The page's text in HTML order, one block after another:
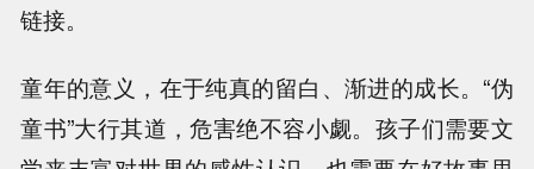
链接。
童年的意义，在于纯真的留白、渐进的成长。“伪
童书”大行其道，危害绝不容小觑。孩子们需要文